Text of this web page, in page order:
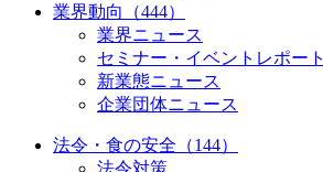
業界動向（444）
業界ニュース
セミナー・イベントレポート
新業態ニュース
企業団体ニュース
法令・食の安全（144）
法令対策